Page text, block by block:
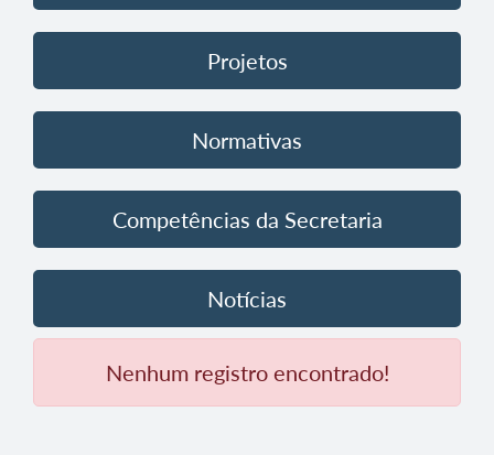
Projetos
Normativas
Competências da Secretaria
Notícias
Nenhum registro encontrado!